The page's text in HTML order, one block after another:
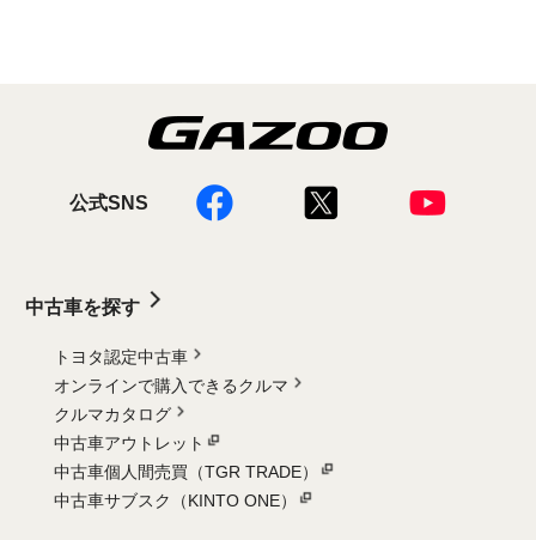
公式SNS
中古車を探す
トヨタ認定中古車
オンラインで購入できるクルマ
クルマカタログ
中古車アウトレット
中古車個人間売買（TGR TRADE）
中古車サブスク（KINTO ONE）